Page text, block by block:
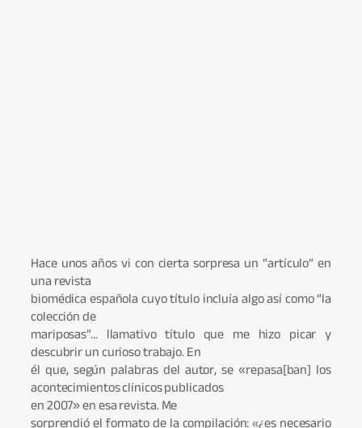
Hace unos años vi con cierta sorpresa un “artículo” en
una revista
biomédica española cuyo título incluía algo así como “la
colección de
mariposas”… llamativo título que me hizo picar y
descubrir un curioso trabajo. En
él que, según palabras del autor, se«repasa[ban] los
acontecimientos clínicos publicados
en 2007»en esa revista. Me
sorprendió el formato de la compilación: «¿es necesario